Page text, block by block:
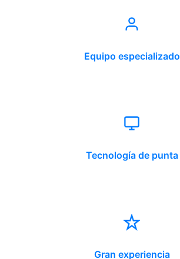
Equipo especializado
Tecnología de punta
Gran experiencia